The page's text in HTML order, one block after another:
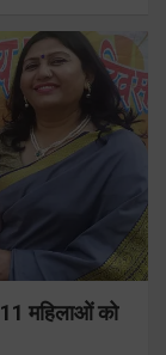
11 महिलाओं को